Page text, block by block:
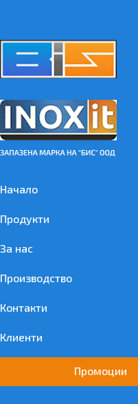
Начало
Продукти
За нас
Производство
Контакти
Клиенти
Промоции